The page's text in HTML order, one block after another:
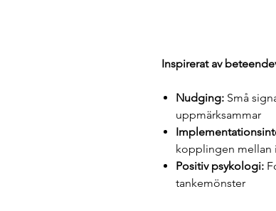
Inspirerat av
Nudging: Små
uppmärksammar
kopplingen
Positiv psykologi:
tankemönster